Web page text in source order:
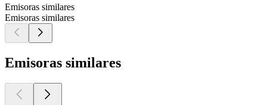
Emisoras similares
Emisoras similares
Emisoras similares